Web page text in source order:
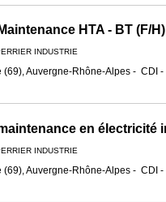
HTA - BT (F/H)
INDUSTRIE
(69), Auvergne-Rhône-Alpes - CDI -
INDUSTRIE
(69), Auvergne-Rhône-Alpes - CDI -